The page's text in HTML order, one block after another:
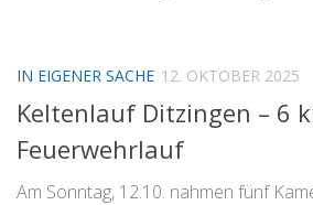
IN EIGENER SACHE 12. OKTOBER 2025
Keltenlauf Ditzingen – 6
Feuerwehrlauf
Am Sonntag, 12.10. nahmen fünf